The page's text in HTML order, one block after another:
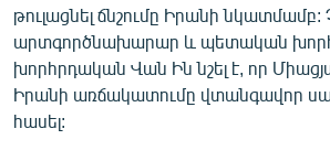
ԲԱՆԱՎԵՃ
ՁԳՏԵԼՈՎ ԼԱՎԱԳՈՒՅՆԻՆ
ՓՈԴՔԱՍԹ
թուլացնել ճնշումը Իրանի
արտգործնախարար և պետական
խորհրդական Վան Ին նշել է, որ
Իրանի առճակատումը վտանգավոր
հասել: